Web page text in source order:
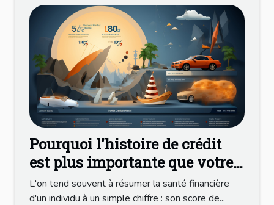
Pourquoi l'histoire de crédit
est plus importante que votre
score
L'on tend souvent à résumer la santé financière
d'un individu à un simple chiffre : son score de...